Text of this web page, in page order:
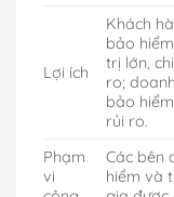
Lợi ích
Khách
bảo
trị lớn,
ro;
bảo
rủi ro.
Phạm
vi
Các bên
hiểm và